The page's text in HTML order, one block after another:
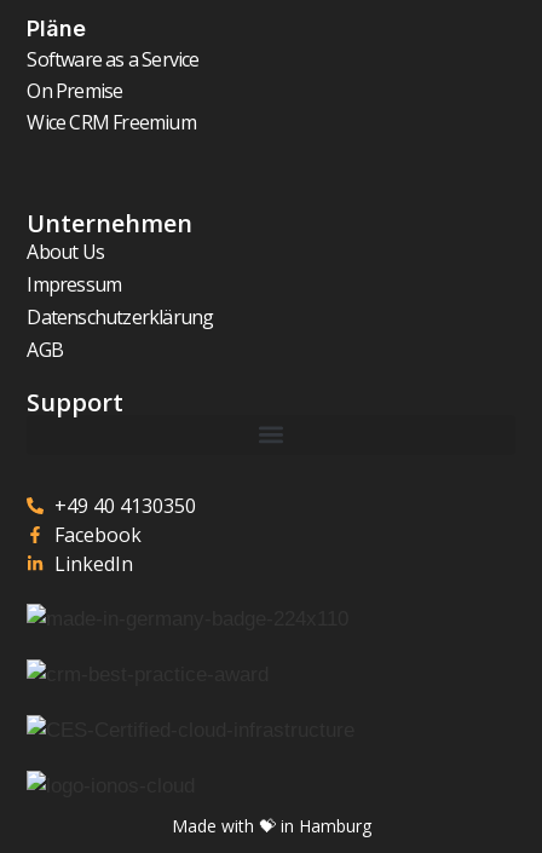
Pläne
Software as a Service
On Premise
Wice CRM Freemium
Unternehmen
About Us
Impressum
Datenschutzerklärung
AGB
Support
+49 40 4130350
Facebook
LinkedIn
Made with 💝 in Hamburg